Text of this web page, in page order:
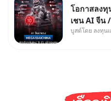
โอกาสลงทุ
เชน AI จีน
✅ลงทุนตร
บูสต์โดย ลงทุน